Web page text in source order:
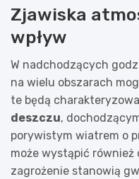
Zjawiska
wpływ
W nadchodzących
na wielu obszarach
te będą
deszczu,
porywistym wiatrem o
może wystąpić również
zagrożenie stanowią